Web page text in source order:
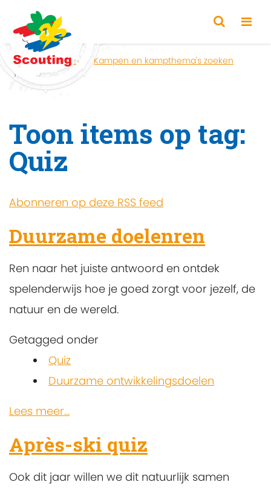
Home Zoeken
Kampen en kampthema's zoeken
Quiz
Toon items op tag:
Quiz
Abonneren op deze RSS feed
Duurzame doelenren
Ren naar het juiste antwoord en ontdek
spelenderwijs hoe je goed zorgt voor jezelf, de
natuur en de wereld.
Getagged onder
Quiz
Duurzame ontwikkelingsdoelen
Lees meer...
Après-ski quiz
Ook dit jaar willen we dit natuurlijk samen